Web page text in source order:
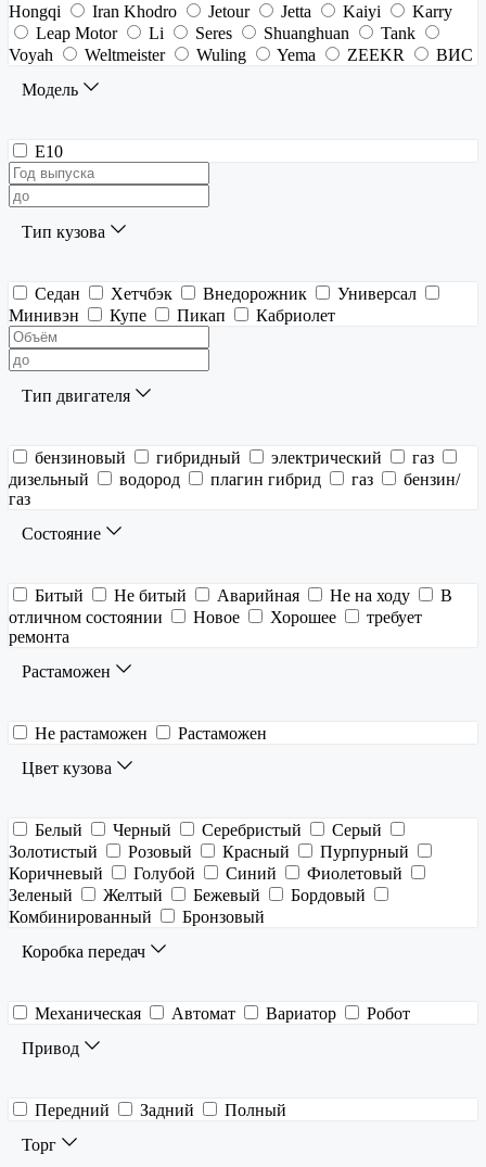
Hongqi
Iran Khodro Jetour Jetta Kaiyi
Karry
Leap Motor
Li Seres Shuanghuan
Tank
Voyah
Weltmeister Wuling Yema ZEEKR
ВИС
Модель
E10
Тип кузова
Седан Хетчбэк Внедорожник
Универсал
Минивэн
Купе Пикап Кабриолет
Тип двигателя
бензиновый гибридный электрический
газ
дизельный
водород плагин гибрид газ
бензин/
газ
Состояние
Битый Не битый Аварийная Не на ходу
В
отличном состоянии
Новое Хорошее
требует
ремонта
Растаможен
Не растаможен
Растаможен
Цвет кузова
Белый Черный Серебристый
Серый
Золотистый
Розовый Красный
Пурпурный
Коричневый
Голубой Синий
Фиолетовый
Зеленый
Желтый Бежевый
Бордовый
Комбинированный
Бронзовый
Коробка передач
Механическая Автомат Вариатор
Робот
Привод
Передний Задний
Полный
Торг